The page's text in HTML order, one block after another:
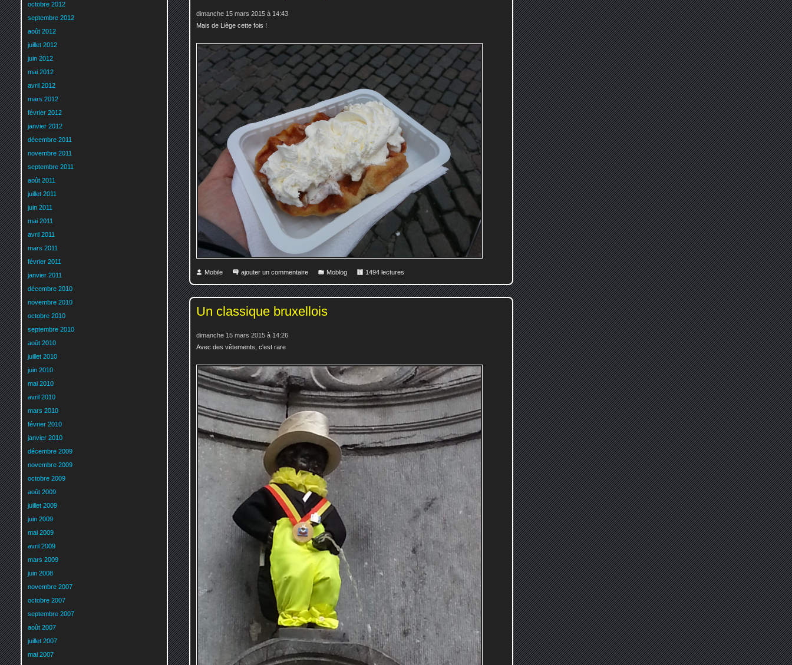
dimanche 15 mars 2015 à 14:43
Mais de Liège cette fois !
Mobile ajouter un commentaire Moblog 1494 lectures
Un classique bruxellois
dimanche 15 mars 2015 à 14:26
Avec des vêtements, c'est rare
octobre 2012
septembre 2012
août 2012
juillet 2012
juin 2012
mai 2012
avril 2012
mars 2012
février 2012
janvier 2012
décembre 2011
novembre 2011
septembre 2011
août 2011
juillet 2011
juin 2011
mai 2011
avril 2011
mars 2011
février 2011
janvier 2011
décembre 2010
novembre 2010
octobre 2010
septembre 2010
août 2010
juillet 2010
juin 2010
mai 2010
avril 2010
mars 2010
février 2010
janvier 2010
décembre 2009
novembre 2009
octobre 2009
août 2009
juillet 2009
juin 2009
mai 2009
avril 2009
mars 2009
juin 2008
novembre 2007
octobre 2007
septembre 2007
août 2007
juillet 2007
mai 2007